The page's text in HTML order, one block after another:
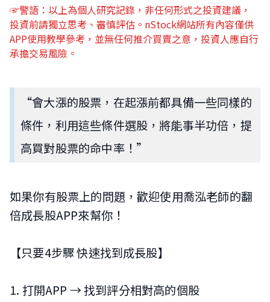
☞警語：以上為個人研究記錄，非任何形式之投資建議，
投資前請獨立思考、審慎評估。nStock網站所有內容僅供
APP使用教學參考，並無任何推介買賣之意，投資人應自行
承擔交易風險。
“會大漲的股票，在起漲前都具備一些同樣的
條件，利用這些條件選股，將能事半功倍，提
高買對股票的命中率！”
如果你有股票上的問題，歡迎使用喬泓老師的翻
倍成長股APP來幫你！
【只要4步驟 快速找到成長股】
1. 打開APP → 找到評分相對高的個股